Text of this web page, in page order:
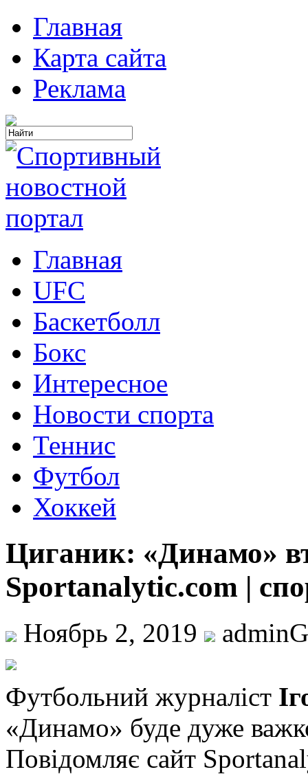
Главная
Карта сайта
Реклама
Главная
UFC
Баскетболл
Бокс
Интересное
Новости спорта
Теннис
Футбол
Хоккей
Циганик: «Динамо»
Sportanalytic.com |
Ноябрь 2, 2019
Футбoльний журналіст
«Динамо» буде дуже
Повідомляє сайт